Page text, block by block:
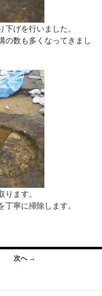
げを行いました。
の数も多くなってきまし
ます。
寧に掃除します。
次へ →